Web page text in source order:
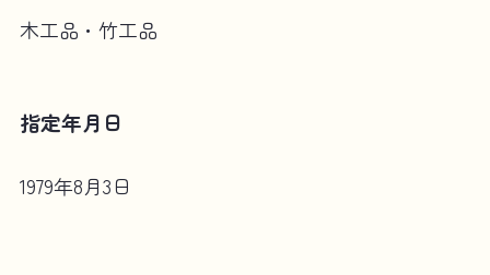
木工品・竹工品
指定年月日
1979年8月3日